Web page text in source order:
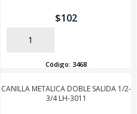
$102
AÑADIR
Código: 3468
CANILLA METALICA DOBLE SALIDA 1/2-
3/4 LH-3011